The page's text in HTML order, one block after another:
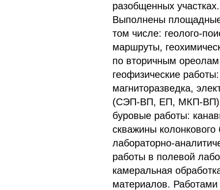
разобщенных участках.
Выполнены
том числе: геолого-
маршруты,
по вторичным
геофизические работы:
магниторазведка,
(СЭП-ВП, ЕП, МКП-ВП),
буровые работы:
скважины колонкового
лабораторно-
работы в полевой
камеральная
материалов. Работами